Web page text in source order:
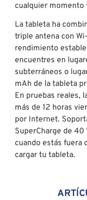
cualquier momento
La tableta ha
triple antena con
rendimiento
encuentres en
subterráneos o
mAh de la tableta
En pruebas reales,
más de 12 horas
por Internet.
SuperCharge de 40
cuando estás fuera
cargar tu tableta.